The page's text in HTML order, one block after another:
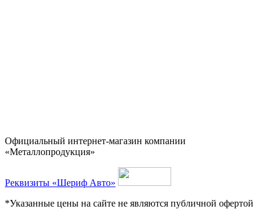
Официальный интернет-магазин компании
«Металлопродукция»
Реквизиты «Шериф Авто»
*Указанные цены на сайте не являются публичной офертой